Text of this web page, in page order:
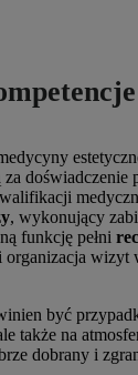
doświadczenie
, wykonujący
funkcję pełni
organizacja
być
także na
dobrany i